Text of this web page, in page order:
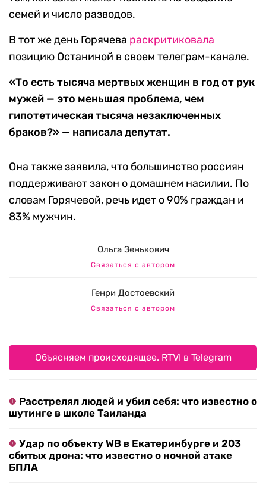
семей и число разводов.
В тот же день Горячева раскритиковала
позицию Останиной в своем телеграм-канале.
«То есть тысяча мертвых женщин в год от рук
мужей — это меньшая проблема, чем
гипотетическая тысяча незаключенных
браков?» — написала депутат.
Она также заявила, что большинство россиян
поддерживают закон о домашнем насилии. По
словам Горячевой, речь идет о 90% граждан и
83% мужчин.
Ольга Зенькович
Связаться с автором
Генри Достоевский
Связаться с автором
Объясняем происходящее. RTVI в Telegram
Расстрелял людей и убил себя: что известно о
шутинге в школе Таиланда
Удар по объекту WB в Екатеринбурге и 203
сбитых дрона: что известно о ночной атаке
БПЛА